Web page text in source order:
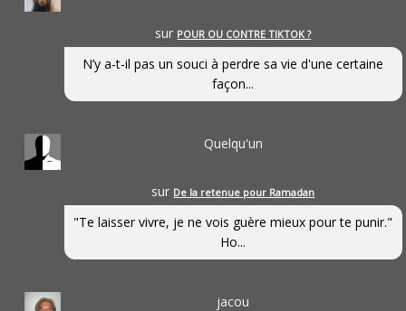
sur POUR OU CONTRE TIKTOK ?
N’y a-t-il pas un souci à perdre sa vie d'une certaine
façon...
Quelqu'un
sur De la retenue pour Ramadan
"Te laisser vivre, je ne vois guère mieux pour te punir."
Ho...
jacou